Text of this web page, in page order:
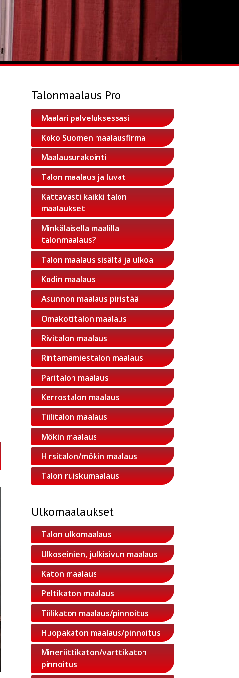
Talonmaalaus Pro
Maalari palveluksessasi
Koko Suomen maalausfirma
Maalausurakointi
Talon maalaus ja luvat
Kattavasti kaikki talon
maalaukset
Minkälaisella maalilla
talonmaalaus?
Talon maalaus sisältä ja ulkoa
Kodin maalaus
Asunnon maalaus piristää
Omakotitalon maalaus
Rivitalon maalaus
Rintamamiestalon maalaus
Paritalon maalaus
Kerrostalon maalaus
Tiilitalon maalaus
Mökin maalaus
Hirsitalon/mökin maalaus
Talon ruiskumaalaus
Ulkomaalaukset
Talon ulkomaalaus
Ulkoseinien, julkisivun maalaus
Katon maalaus
Peltikaton maalaus
Tiilikaton maalaus/pinnoitus
Huopakaton maalaus/pinnoitus
Mineriittikaton/varttikaton
pinnoitus